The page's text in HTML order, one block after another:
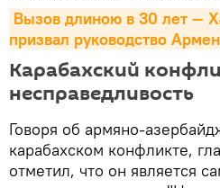
Вызов длиною в 30 лет —
призвал руководство
Карабахский
несправедливость
Говоря об армяно-
карабахском конфликте,
отметил, что он является